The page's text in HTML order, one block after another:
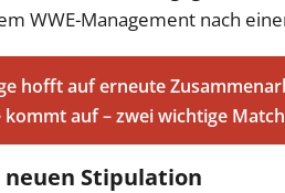
WWE-Management nach
hofft auf erneute
kommt auf – zwei wichtige
neuen Stipulation